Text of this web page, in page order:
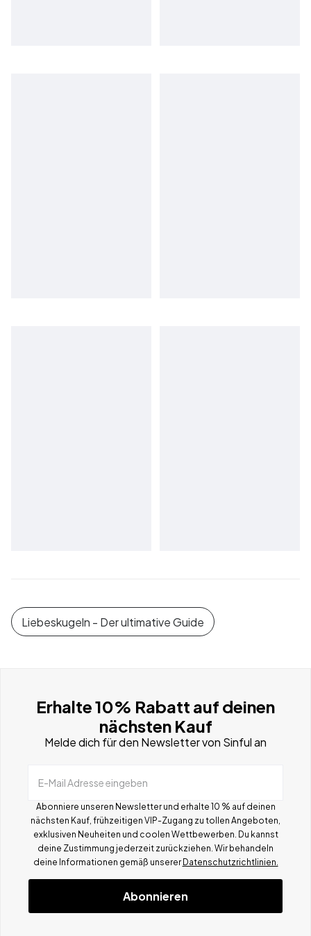
Liebeskugeln - Der ultimative Guide
Erhalte 10% Rabatt auf deinen
nächsten Kauf
Melde dich für den Newsletter von Sinful an
E-Mail Adresse eingeben
Abonniere unseren Newsletter und erhalte 10 % auf deinen
nächsten Kauf, frühzeitigen VIP-Zugang zu tollen Angeboten,
exklusiven Neuheiten und coolen Wettbewerben. Du kannst
deine Zustimmung jederzeit zurückziehen. Wir behandeln
deine Informationen gemäß unserer Datenschutzrichtlinien.
Abonnieren